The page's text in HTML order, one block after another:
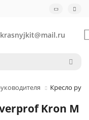
krasnyjkit@mail.ru
Кресло
Kron M